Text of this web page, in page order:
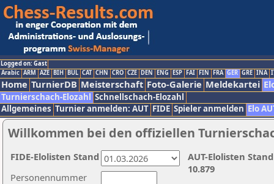
Logged on: Gast
Arabic ARM AZE BIH BUL CAT CHN CRO CZE DEN ENG ESP FAI FIN FRA GER GRE INA
Home TurnierDB Meisterschaft Foto-Galerie Meldekartei
Turnierschach-Elozahl Schnellschach-Elozahl
Allgemeines Turnier anmelden: AUT FIDE Spieler anmelden Elo
Willkommen bei den offiziellen
Personennummer
AUT-Elolisten
10.879
FIDE-Elolisten Stand